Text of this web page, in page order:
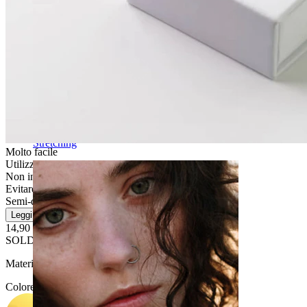
Stretching
Molto facile
Utilizzo occasionale
Non indicato per pelli sensibili
Evitare l''acqua
Semi-durevole
Leggi di più
14,90 €
SOLD OUT
Materiale:Acciaio chirurgico / Ottone
Colore